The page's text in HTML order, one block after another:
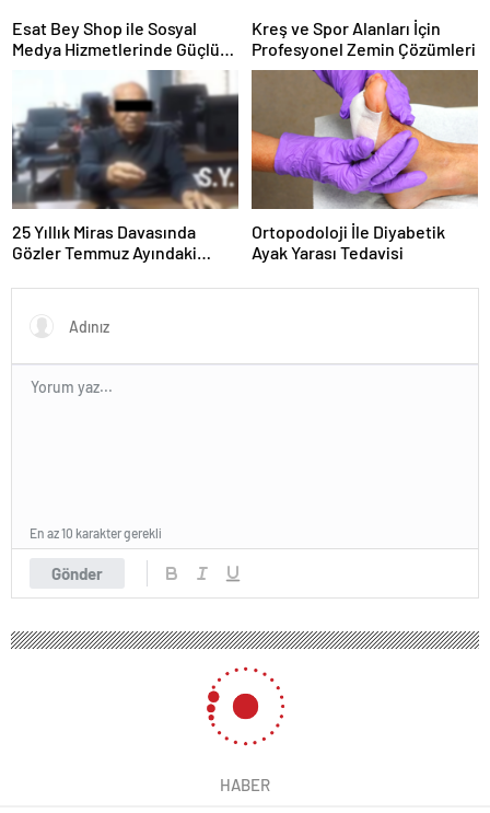
Esat Bey Shop ile Sosyal
Medya Hizmetlerinde Güçlü
Kreş ve Spor Alanları İçin
Profesyonel Zemin Çözümleri
25 Yıllık Miras Davasında
Gözler Temmuz Ayındaki
Ortopodoloji İle Diyabetik
Ayak Yarası Tedavisi
Gönder
En az 10 karakter gerekli
HABER